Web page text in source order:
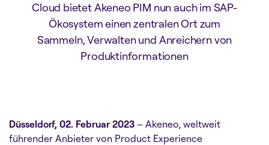
Cloud bietet Akeneo PIM nun auch im SAP-
Ökosystem einen zentralen Ort zum
Sammeln, Verwalten und Anreichern von
Produktinformationen
Düsseldorf, 02. Februar 2023 – Akeneo, weltweit
führender Anbieter von Product Experience